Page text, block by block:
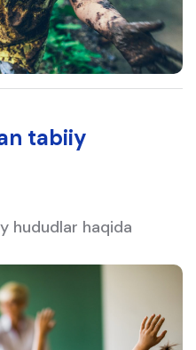
tabiiy
hududlar haqida